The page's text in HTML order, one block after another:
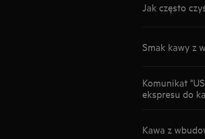
Jak często
Smak kawy z
Komunikat
ekspresu do
Kawa z